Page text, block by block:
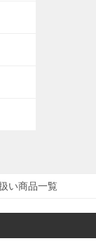
い商品一覧